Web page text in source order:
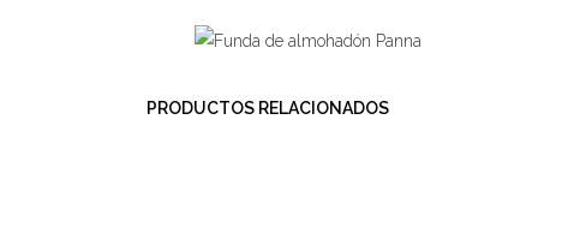
PRODUCTOS RELACIONADOS